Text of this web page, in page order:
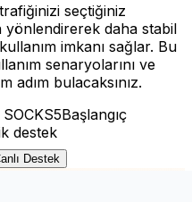
seçtiğiniz
daha stabil
imkanı sağlar. Bu
senaryolarını ve
adım bulacaksınız.
Başlangıç
destek
Destek